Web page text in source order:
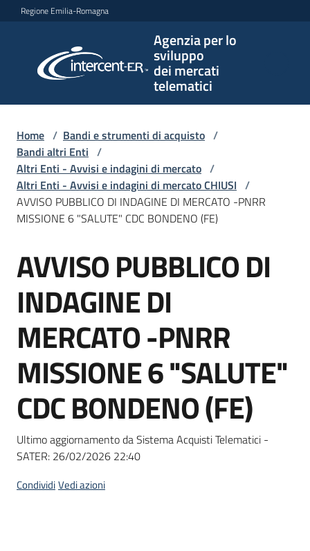
Vai al contenuto
Vai alla navigazione
Vai al footer
Regione Emilia-Romagna
Agenzia per lo
sviluppo
dei mercati
telematici
per lo
sviluppo
telematici
L'Agenzia
Bandi
e
Supporto
telematiche
Home / Bandi e strumenti di acquisto /
Bandi altri Enti /
Altri Enti - Avvisi e indagini di mercato /
Altri Enti - Avvisi e indagini di mercato CHIUSI /
AVVISO PUBBLICO DI INDAGINE DI MERCATO -PNRR
MISSIONE 6 "SALUTE" CDC BONDENO (FE)
Salta al contenuto
AVVISO PUBBLICO DI
INDAGINE DI
MERCATO -PNRR
MISSIONE 6 "SALUTE"
CDC BONDENO (FE)
Ultimo aggiornamento da Sistema Acquisti Telematici -
SATER: 26/02/2026 22:40
CondividiVedi azioni